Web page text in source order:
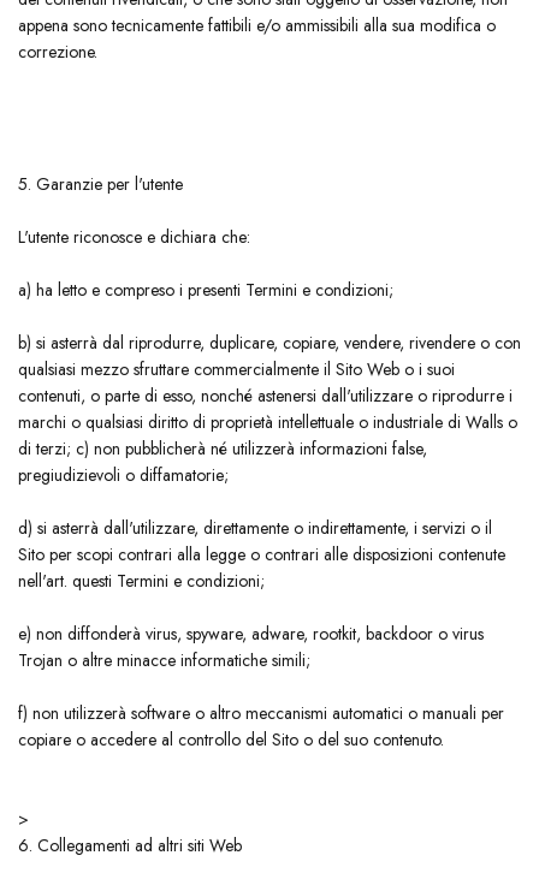
appena sono tecnicamente fattibili e/o ammissibili alla sua modifica o
correzione.
5. Garanzie per l'utente
​L'utente riconosce e dichiara che:
​a) ha letto e compreso i presenti Termini e condizioni;
​b) si asterrà dal riprodurre, duplicare, copiare, vendere, rivendere o con
qualsiasi mezzo sfruttare commercialmente il Sito Web o i suoi
contenuti, o parte di esso, nonché astenersi dall'utilizzare o riprodurre i
marchi o qualsiasi diritto di proprietà intellettuale o industriale di Walls o
di terzi; ​ c) non pubblicherà né utilizzerà informazioni false,
pregiudizievoli o diffamatorie;
​d) si asterrà dall'utilizzare, direttamente o indirettamente, i servizi o il
Sito per scopi contrari alla legge o contrari alle disposizioni contenute
nell'art. questi Termini e condizioni;
​e) non diffonderà virus, spyware, adware, rootkit, backdoor o virus
Trojan o altre minacce informatiche simili;
​f) non utilizzerà software o altro meccanismi automatici o manuali per
copiare o accedere al controllo del Sito o del suo contenuto.
>
6. Collegamenti ad altri siti Web